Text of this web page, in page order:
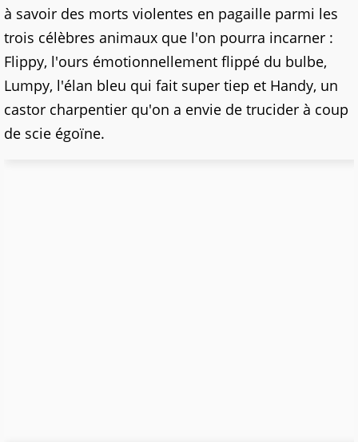
à savoir des morts violentes en pagaille parmi les
trois célèbres animaux que l'on pourra incarner :
Flippy, l'ours émotionnellement flippé du bulbe,
Lumpy, l'élan bleu qui fait super tiep et Handy, un
castor charpentier qu'on a envie de trucider à coup
de scie égoïne.